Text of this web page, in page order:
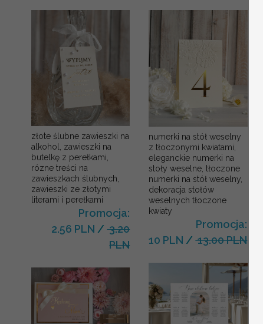
złote ślubne zawieszki na
alkohol, zawieszki na
butelkę z perełkami,
rózne treści na
zawieszkach ślubnych,
zawieszki ze złotymi
literami i perełkami
Promocja:
2.56 PLN /3.20
PLN
numerki na stół weselny
z tłoczonymi kwiatami,
eleganckie numerki na
stoły weselne, tłoczone
numerki na stół weselny,
dekoracja stołów
weselnych tłoczone
kwiaty
Promocja:
10 PLN /13.00 PLN